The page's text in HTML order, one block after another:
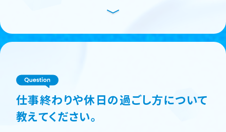
仕事終わりや休日の過ごし方について
教えてください。